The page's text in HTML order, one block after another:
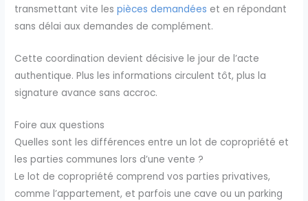
transmettant vite lespièces demandées et en répondant
sans délai aux demandes de complément.
Cette coordination devient décisive le jour de l’acte
authentique. Plus les informations circulent tôt, plus la
signature avance sans accroc.
Foire aux questions
Quelles sont les différences entre un lot de copropriété et
les parties communes lors d’une vente ?
Le lot de copropriété comprend vos parties privatives,
comme l’appartement, et parfois une cave ou un parking